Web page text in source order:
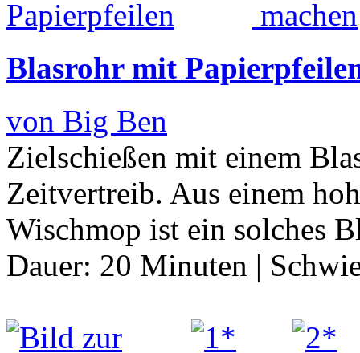
Blasrohr mit
von Big Ben
Zielschießen mit einem
Zeitvertreib. Aus einem
Wischmop ist ein solches
Dauer: 20 Minuten |